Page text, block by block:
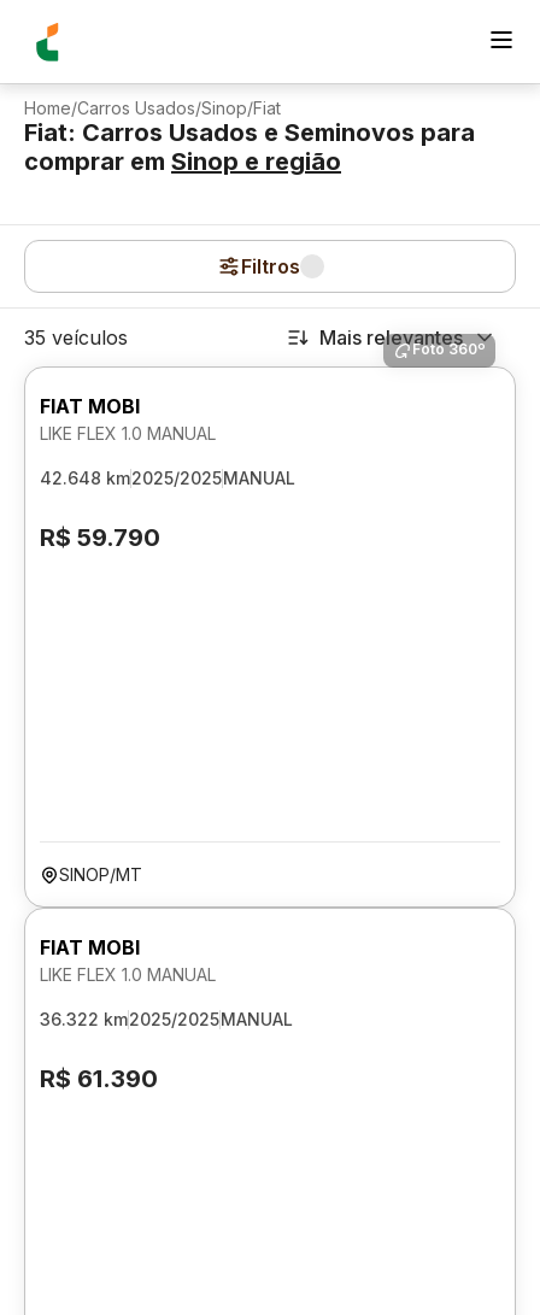
Home/Carros Usados/Sinop/Fiat
Fiat: Carros Usados e Seminovos para
comprar em Sinop e região
Filtros
35 veículos Mais relevantes
Foto 360º
FIAT MOBI
LIKE FLEX 1.0 MANUAL
42.648 km2025/2025MANUAL
R$ 59.790
SINOP/MT
FIAT MOBI
LIKE FLEX 1.0 MANUAL
36.322 km2025/2025MANUAL
R$ 61.390